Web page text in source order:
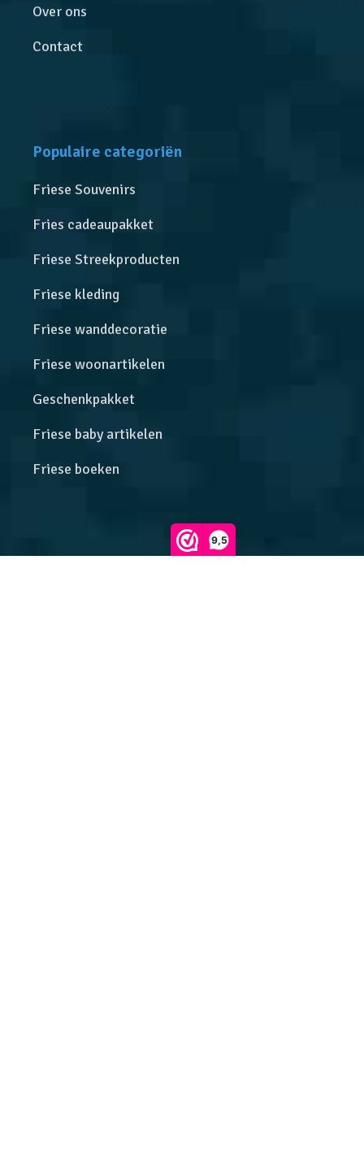
9,5
Over ons
Contact
Populaire categoriën
Friese Souvenirs
Fries cadeaupakket
Friese Streekproducten
Friese kleding
Friese wanddecoratie
Friese woonartikelen
Geschenkpakket
Friese baby artikelen
Friese boeken